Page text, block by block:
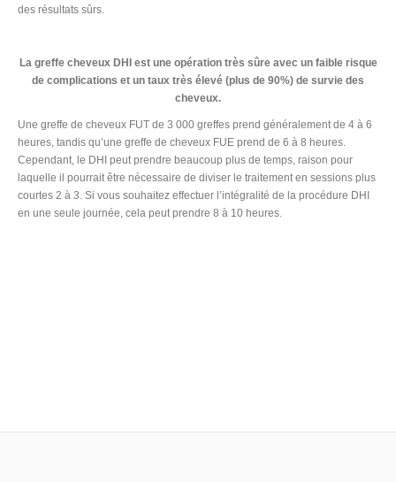
des résultats sûrs.
La greffe cheveux DHI est une opération très sûre avec un faible risque
de complications et un taux très élevé (plus de 90%) de survie des
cheveux.
Une greffe de cheveux FUT de 3 000 greffes prend généralement de 4 à 6
heures, tandis qu’une greffe de cheveux FUE prend de 6 à 8 heures.
Cependant, le DHI peut prendre beaucoup plus de temps, raison pour
laquelle il pourrait être nécessaire de diviser le traitement en sessions plus
courtes 2 à 3. Si vous souhaitez effectuer l’intégralité de la procédure DHI
en une seule journée, cela peut prendre 8 à 10 heures.